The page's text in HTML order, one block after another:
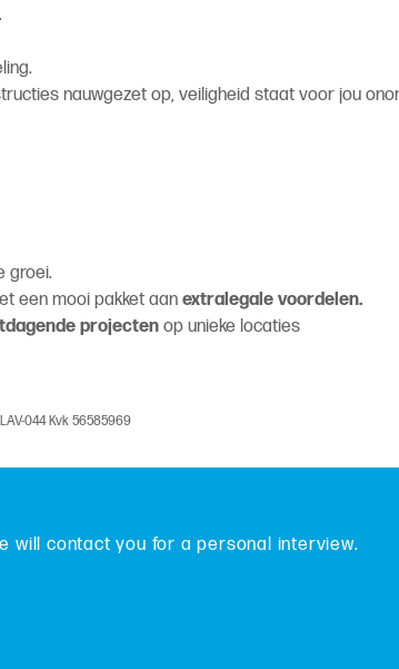
nauwgezet op, veiligheid staat voor jou
groei.
een mooi pakket aan extralegale voordelen.
projecten op unieke locaties
LAV-044 Kvk 56585969
will contact you for a personal interview.